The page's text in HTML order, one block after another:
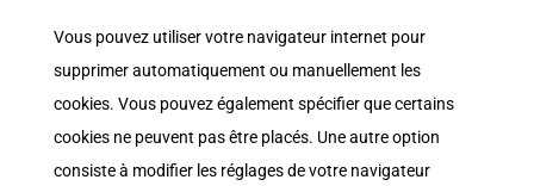
Vous pouvez utiliser votre navigateur internet pour
supprimer automatiquement ou manuellement les
cookies. Vous pouvez également spécifier que certains
cookies ne peuvent pas être placés. Une autre option
consiste à modifier les réglages de votre navigateur